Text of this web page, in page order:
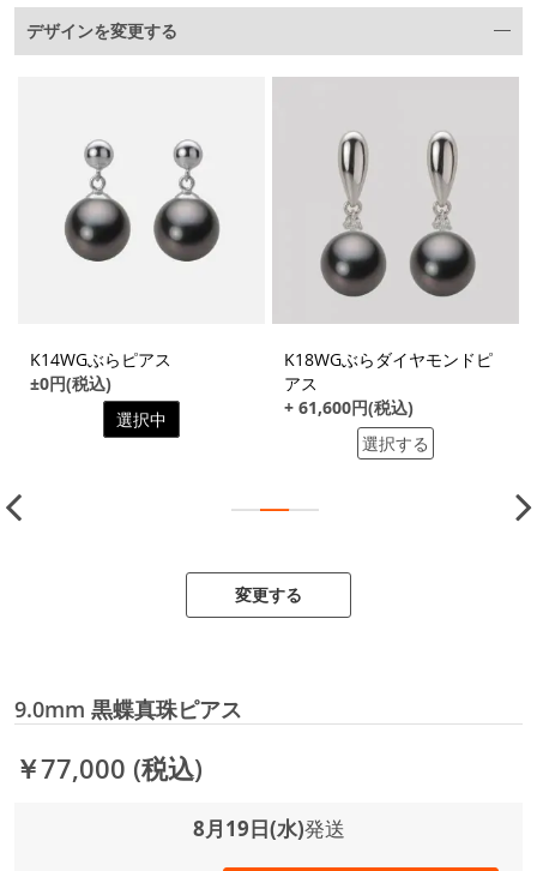
デザインを変更する
K14WGぶらピアス
±0円(税込)
選択中
K18WGぶらダイヤモンドピ
アス
+ 61,600円(税込)
選択する
変更する
9.0mm 黒蝶真珠ピアス
￥77,000 (税込)
8月19日(水)発送